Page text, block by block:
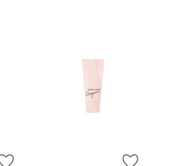
ZUR WUNSCHLISTE HINZUFÜGEN
ZUR